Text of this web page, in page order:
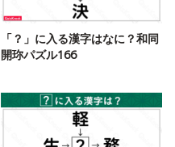
「？」に入る漢字はなに？和同
開珎パズル166